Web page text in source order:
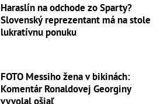
Haraslín na odchode zo Sparty?
Slovenský reprezentant má na stole
lukratívnu ponuku
FOTO Messiho žena v bikinách:
Komentár Ronaldovej Georginy
vyvolal ošiaľ